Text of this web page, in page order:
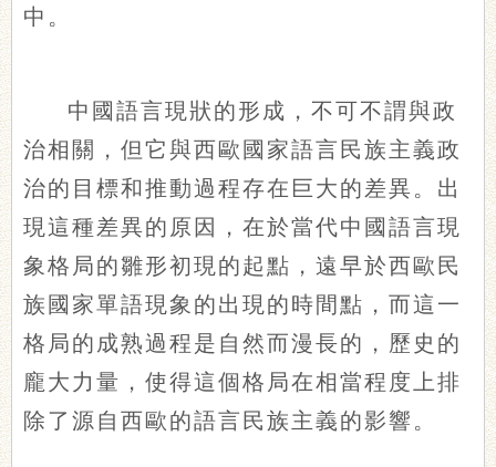
中。
中國語言現狀的形成，不可不謂與政
治相關，但它與西歐國家語言民族主義政
治的目標和推動過程存在巨大的差異。出
現這種差異的原因，在於當代中國語言現
象格局的雛形初現的起點，遠早於西歐民
族國家單語現象的出現的時間點，而這一
格局的成熟過程是自然而漫長的，歷史的
龐大力量，使得這個格局在相當程度上排
除了源自西歐的語言民族主義的影響。